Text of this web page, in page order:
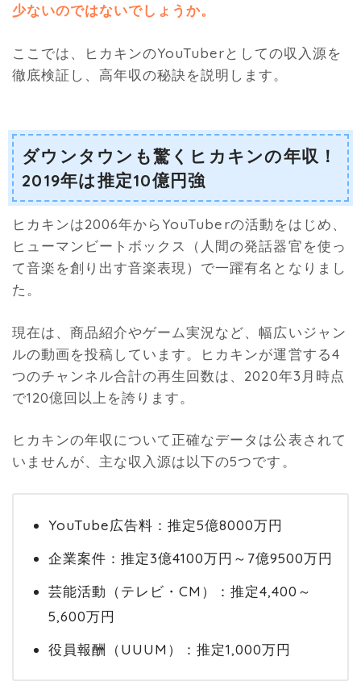
少ないのではないでしょうか。
ここでは、ヒカキンのYouTuberとしての収入源を
徹底検証し、高年収の秘訣を説明します。
ダウンタウンも驚くヒカキンの年収！
2019年は推定10億円強
ヒカキンは2006年からYouTuberの活動をはじめ、
ヒューマンビートボックス（人間の発話器官を使っ
て音楽を創り出す音楽表現）で一躍有名となりまし
た。
現在は、商品紹介やゲーム実況など、幅広いジャン
ルの動画を投稿しています。ヒカキンが運営する4
つのチャンネル合計の再生回数は、2020年3月時点
で120億回以上を誇ります。
ヒカキンの年収について正確なデータは公表されて
いませんが、主な収入源は以下の5つです。
YouTube広告料：推定5億8000万円
企業案件：推定3億4100万円～7億9500万円
芸能活動（テレビ・CM）：推定4,400～
5,600万円
役員報酬（UUUM）：推定1,000万円